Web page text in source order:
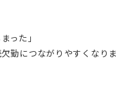
った」
勤につながりやすくなりま